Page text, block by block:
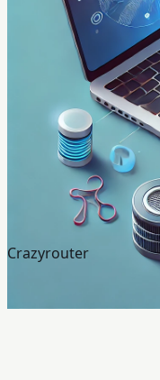
Crazyrouter